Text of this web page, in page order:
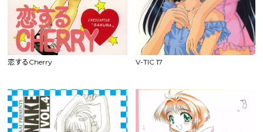
恋するCherry V-TIC 17